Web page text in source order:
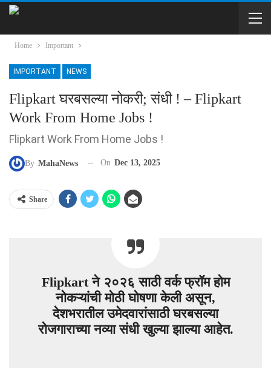
Home Important
IMPORTANT NEWS
Flipkart घरबसल्या नोकरी; संधी ! – Flipkart
Work From Home Jobs !
Flipkart Work From Home Jobs !
By MahaNews On Dec 13, 2025
Share
Flipkart ने २०२६ साठी वर्क फ्रॉम होम
नोकऱ्यांची मोठी घोषणा केली असून,
देशभरातील उमेदवारांसाठी घरबसल्या
रोजगाराच्या नव्या संधी खुल्या झाल्या आहेत.